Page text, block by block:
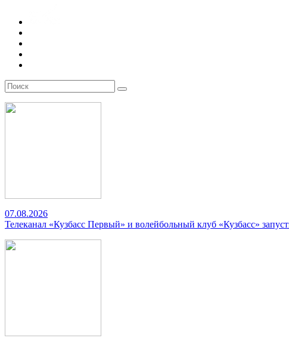
07.08.2026
Телеканал «Кузбасс Первый» и волейбольный клуб «Кузбасс»